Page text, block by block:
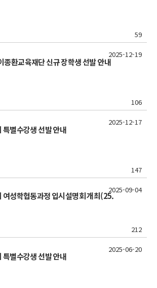
59
환교육재단 신규 장학생 선발 안내
106
2025-12-19
별수강생 선발 안내
147
2025-12-17
성학협동과정 입시설명회 개최(25.
212
2025-09-04
별수강생 선발 안내
2025-06-20